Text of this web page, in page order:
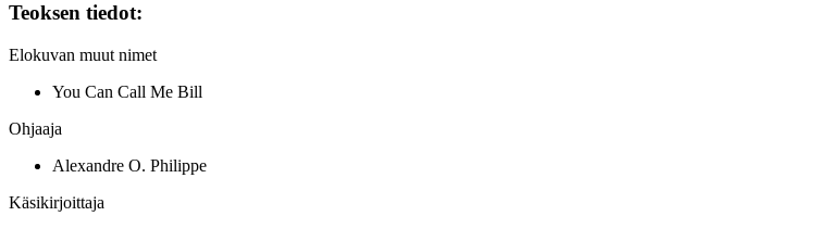
Teoksen tiedot:
Elokuvan muut nimet
You Can Call Me Bill
Ohjaaja
Alexandre O. Philippe
Käsikirjoittaja